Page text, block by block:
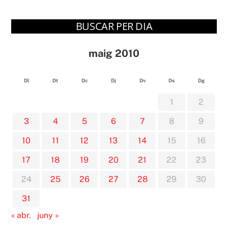
BUSCAR PER DIA
maig 2010
Dl Dt Dc Dj Dv Ds Dg
1
2
3
4 5 6 7 8
9
10
11 12 13 14 15
16
17
18 19 20 21 22
23
24
25 26 27 28 29
30
31
« abr.
juny »